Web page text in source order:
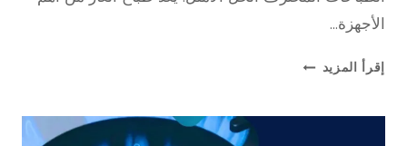
الأجهزة…
إقرأ المزيد طباخ